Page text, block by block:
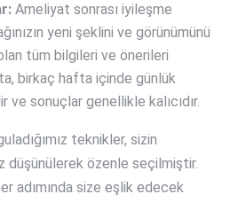
Ameliyat sonrası iyileşme
yeni şeklini ve görünümünü
tüm bilgileri ve önerileri
birkaç hafta içinde günlük
sonuçlar genellikle kalıcıdır.
teknikler, sizin
düşünülerek özenle seçilmiştir.
adımında size eşlik edecek